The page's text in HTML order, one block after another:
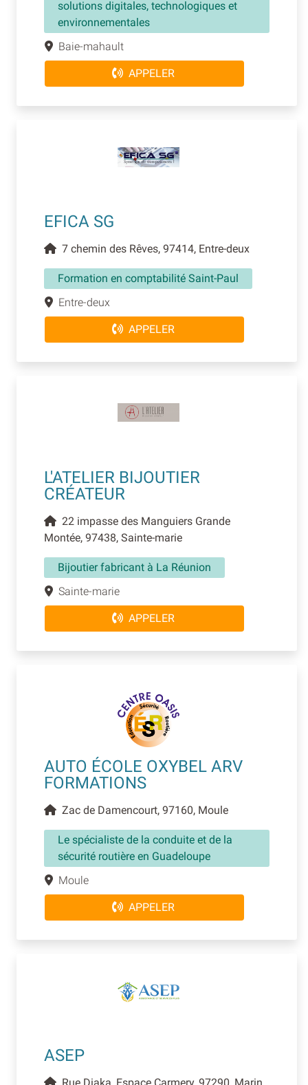
solutions digitales, technologiques et
environnementales
Baie-mahault
APPELER
EFICA SG
7 chemin des Rêves, 97414, Entre-deux
Formation en comptabilité Saint-Paul
Entre-deux
APPELER
L'ATELIER BIJOUTIER
CRÉATEUR
22 impasse des Manguiers Grande
Montée, 97438, Sainte-marie
Bijoutier fabricant à La Réunion
Sainte-marie
APPELER
AUTO ÉCOLE OXYBEL ARV
FORMATIONS
Zac de Damencourt, 97160, Moule
Le spécialiste de la conduite et de la
sécurité routière en Guadeloupe
Moule
APPELER
ASEP